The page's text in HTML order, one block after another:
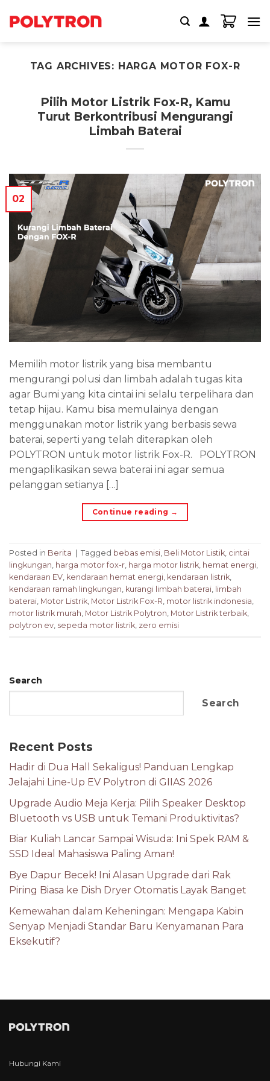
TAG ARCHIVES: HARGA MOTOR FOX-R
Pilih Motor Listrik Fox-R, Kamu
Turut Berkontribusi Mengurangi
Limbah Baterai
02
Memilih motor listrik yang bisa membantu
mengurangi polusi dan limbah adalah tugas kita
agar Bumi yang kita cintai ini selalu terpelihara dan
tetap hijau. Kamu bisa memulainya dengan
menggunakan motor listrik yang berbasis sewa
baterai, seperti yang telah diterapkan oleh
POLYTRON untuk motor listrik Fox-R. POLYTRON
mengaplikasikan sewa baterai ini agar semua
pelanggan setianya […]
Continue reading →
Posted in Berita Tagged bebas emisi, Beli Motor Listik, cintai
lingkungan, harga motor fox-r, harga motor listrik, hemat energi,
kendaraan EV, kendaraan hemat energi, kendaraan listrik,
kendaraan ramah lingkungan, kurangi limbah baterai, limbah
baterai, Motor Listrik, Motor Listrik Fox-R, motor listrik indonesia,
motor listrik murah, Motor Listrik Polytron, Motor Listrik terbaik,
polytron ev, sepeda motor listrik, zero emisi
Search
Search
Recent Posts
Hadir di Dua Hall Sekaligus! Panduan Lengkap
Jelajahi Line-Up EV Polytron di GIIAS 2026
Upgrade Audio Meja Kerja: Pilih Speaker Desktop
Bluetooth vs USB untuk Temani Produktivitas?
Biar Kuliah Lancar Sampai Wisuda: Ini Spek RAM &
SSD Ideal Mahasiswa Paling Aman!
Bye Dapur Becek! Ini Alasan Upgrade dari Rak
Piring Biasa ke Dish Dryer Otomatis Layak Banget
Kemewahan dalam Keheningan: Mengapa Kabin
Senyap Menjadi Standar Baru Kenyamanan Para
Eksekutif?
Hubungi Kami